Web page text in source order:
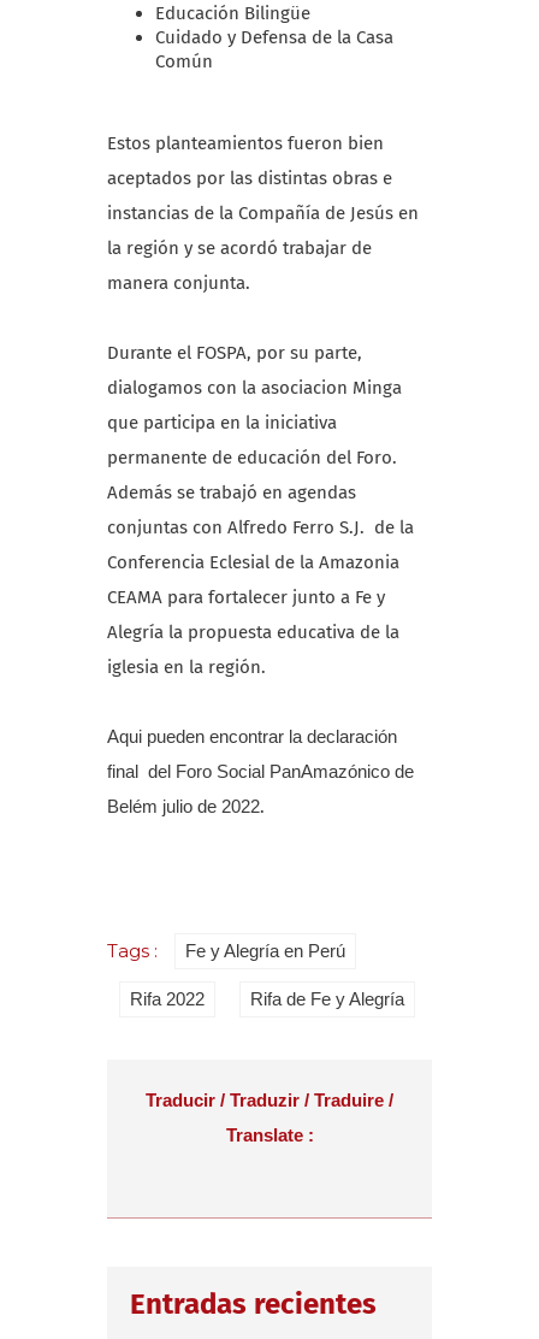
Educación Bilingüe
Cuidado y Defensa de la Casa
Común
Estos planteamientos fueron bien
aceptados por las distintas obras e
instancias de la Compañía de Jesús en
la región y se acordó trabajar de
manera conjunta.
Durante el FOSPA, por su parte,
dialogamos con la asociacion Minga
que participa en la iniciativa
permanente de educación del Foro.
Además se trabajó en agendas
conjuntas con Alfredo Ferro S.J. de la
Conferencia Eclesial de la Amazonia
CEAMA para fortalecer junto a Fe y
Alegría la propuesta educativa de la
iglesia en la región.
Aqui pueden encontrar la declaración
final del Foro Social PanAmazónico de
Belém julio de 2022.
Tags : Fe y Alegría en Perú
Rifa 2022 Rifa de Fe y Alegría
Traducir / Traduzir / Traduire /
Translate :
Entradas recientes